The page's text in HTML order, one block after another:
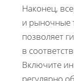
Наконец,
и рыночные
позволяет
в
Включите